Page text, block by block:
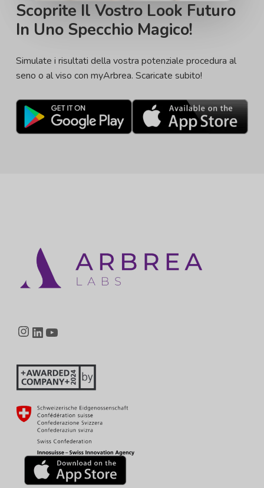
Scoprite Il Vostro Look Futuro
In Uno Specchio Magico!
Simulate i risultati della vostra potenziale procedura al
seno o al viso con myArbrea. Scaricate subito!
Instagram
LinkedIn